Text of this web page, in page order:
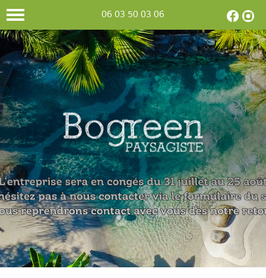
06 03 50 03 06
CONCEPTION
Selon votregoût et vos envies,nous
concevonset réalisons lejardinde vos
rêves.